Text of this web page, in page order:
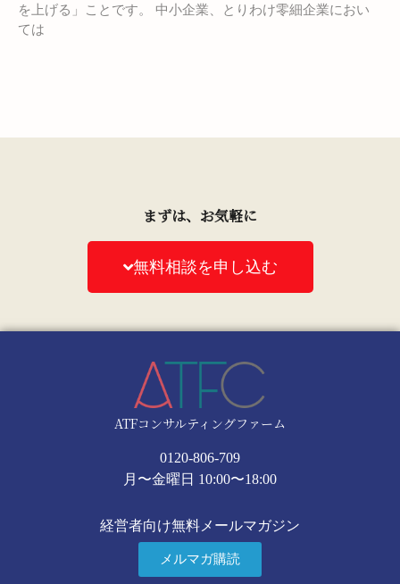
を上げる」ことです。 中小企業、とりわけ零細企業におい
ては
まずは、お気軽に
無料相談を申し込む
ATFコンサルティングファーム
0120-806-709
月〜金曜日 10:00〜18:00
経営者向け無料メールマガジン
メルマガ購読